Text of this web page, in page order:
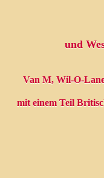
und
Van M, Wil-O-
mit einem Teil